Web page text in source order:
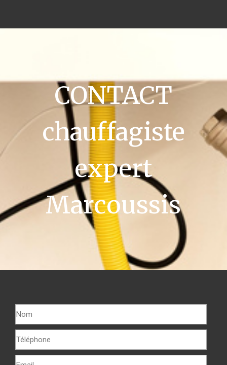
CONTACT
chauffagiste
expert
Marcoussis